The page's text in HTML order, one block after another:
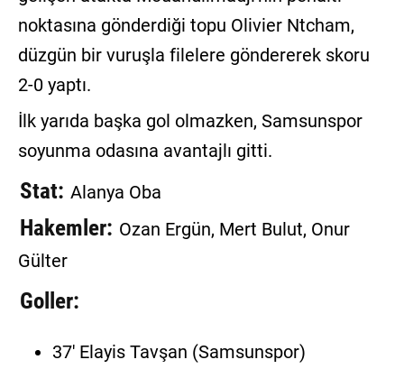
noktasına gönderdiği topu Olivier Ntcham,
düzgün bir vuruşla filelere göndererek skoru
2-0 yaptı.
İlk yarıda başka gol olmazken, Samsunspor
soyunma odasına avantajlı gitti.
Stat: Alanya Oba
Hakemler: Ozan Ergün, Mert Bulut, Onur
Gülter
Goller:
37' Elayis Tavşan (Samsunspor)